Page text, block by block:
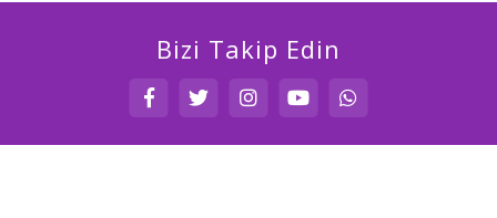
Bizi Takip Edin